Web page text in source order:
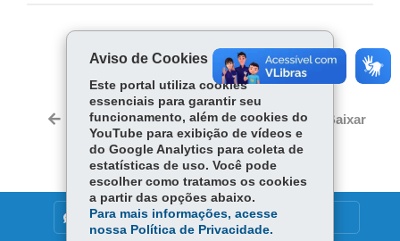
ce
bo
ok
Tw
itt
er
W
ts
Ap
p
Voltar Início Imprimir Baixar
DENUNCIE CORRUPÇÃO
Aviso de Cookies
Este portal utiliza cookies
essenciais para garantir seu
funcionamento, além de cookies do
YouTube para exibição de vídeos e
do Google Analytics para coleta de
estatísticas de uso. Você pode
escolher como tratamos os cookies
a partir das opções abaixo.
Para mais informações, acesse
nossa Política de Privacidade.